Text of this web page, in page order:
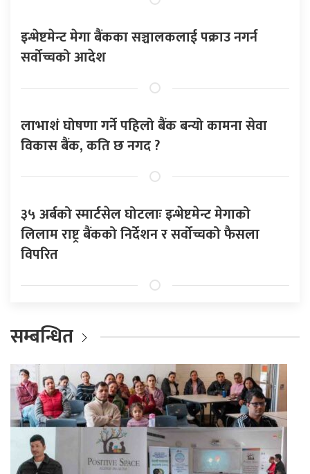
इन्भेष्टमेन्ट मेगा बैंकका सञ्चालकलाई पक्राउ नगर्न
सर्वोच्चको आदेश
लाभाशं घोषणा गर्ने पहिलो बैंक बन्यो कामना सेवा
विकास बैंक, कति छ नगद ?
३५ अर्बको स्मार्टसेल घोटलाः इन्भेष्टमेन्ट मेगाको
लिलाम राष्ट्र बैंकको निर्देशन र सर्वोच्चको फैसला
विपरित
सम्बन्धित